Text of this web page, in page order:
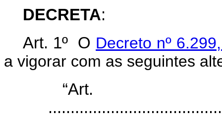
DECRETA:
Art. 1º O Decreto nº
a vigorar com as seguintes